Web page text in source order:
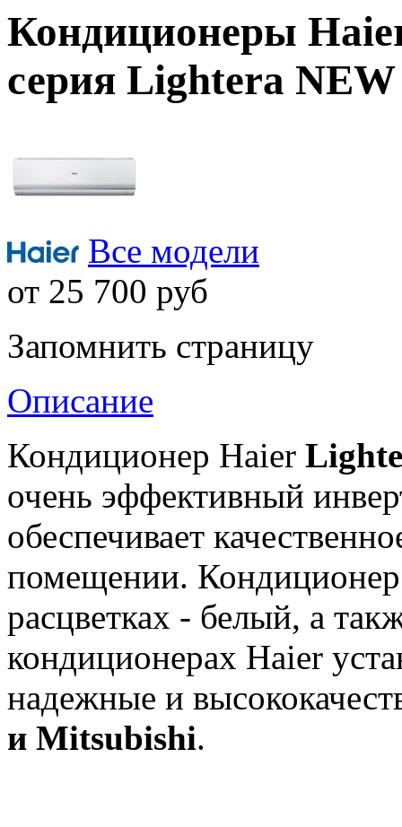
Кондиционеры
серия Lightera
Все модели
от 25 700 руб
Запомнить страницу
Описание
Кондиционер Haier
очень эффективный
обеспечивает
помещении. Кондиционер
расцветках - белый, а
кондиционерах Haier
надежные и
и Mitsubishi.